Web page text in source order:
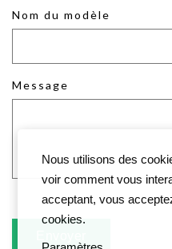
Nom du modèle
Message
Nous utilisons des
voir comment vous
acceptant, vous
cookies.